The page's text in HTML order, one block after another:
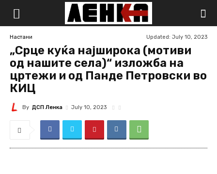
Настани Updated: July 10, 2023
„Срце куќа најширока (мотиви
од нашите села)“ изложба на
цртежи и од Панде Петровски во
КИЦ
By ДСП Ленка July 10, 2023